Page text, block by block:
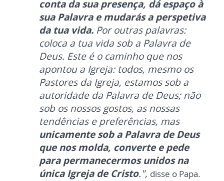
conta da sua presença, dá espaço à
sua Palavra e mudarás a perspetiva
da tua vida. Por outras palavras:
coloca a tua vida sob a Palavra de
Deus. Este é o caminho que nos
apontou a Igreja: todos, mesmo os
Pastores da Igreja, estamos sob a
autoridade da Palavra de Deus; não
sob os nossos gostos, as nossas
tendências e preferências, mas
unicamente sob a Palavra de Deus
que nos molda, converte e pede
para permanecermos unidos na
única Igreja de Cristo.", disse o Papa.